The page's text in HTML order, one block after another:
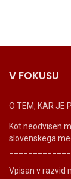
V FOKUSU
O TEM, KAR JE
Kot neodvisen
slovenskega
Vpisan v razvid